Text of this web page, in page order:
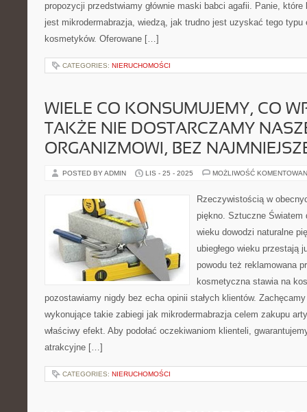
propozycji przedstwiamy głównie maski babci agafii. Panie,
jest mikrodermabrazja, wiedzą, jak trudno jest uzyskać tego typu
kosmetyków. Oferowane […]
CATEGORIES: NIERUCHOMOŚCI
WIELE CO KONSUMUJEMY, CO
TAKŻE NIE DOSTARCZAMY
ORGANIZMOWI, BEZ
POSTED BY ADMIN LIS - 25 - 2025 MOŻLIWOŚĆ
Rzeczywistością w
piękno. Sztuczne Światem
wieku dowodzi naturalne
ubiegłego wieku przestają
powodu też reklamowana
kosmetyczna stawia na
pozostawiamy nigdy bez echa opinii stałych klientów.
wykonujące takie zabiegi jak mikrodermabrazja celem zakupu
właściwy efekt. Aby podołać oczekiwaniom klienteli,
atrakcyjne […]
CATEGORIES: NIERUCHOMOŚCI